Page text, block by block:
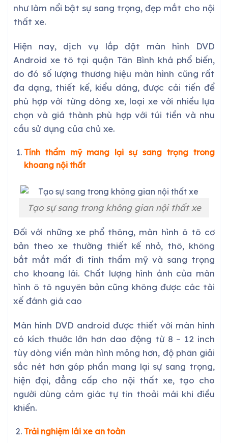
như làm nổi bật sự sang trọng, đẹp mắt cho nội
thất xe.
Hiện nay, dịch vụ lắp đặt màn hình DVD
Android xe tô tại quận Tân Bình khá phổ biến,
do đó số lượng thương hiệu màn hình cũng rất
đa dạng, thiết kế, kiểu dáng, được cải tiến để
phù hợp với từng dòng xe, loại xe với nhiều lựa
chọn và giá thành phù hợp với túi tiền và nhu
cầu sử dụng của chủ xe.
Tính thẩm mỹ mang lại sự sang trọng trong
khoang nội thất
Tạo sự sang trong không gian nội thất xe
Đối với những xe phổ thông, màn hình ô tô cơ
bản theo xe thường thiết kế nhỏ, thô, không
bắt mắt mất đi tính thẩm mỹ và sang trọng
cho khoang lái. Chất lượng hình ảnh của màn
hình ô tô nguyên bản cũng không được các tài
xế đánh giá cao
Màn hình DVD android được thiết với màn hình
có kích thước lớn hơn dao động từ 8 – 12 inch
tùy dòng viền màn hình mỏng hơn, độ phân giải
sắc nét hơn góp phần mang lại sự sang trọng,
hiện đại, đẳng cấp cho nội thất xe, tạo cho
người dùng cảm giác tự tin thoải mái khi điều
khiển.
Trải nghiệm lái xe an toàn